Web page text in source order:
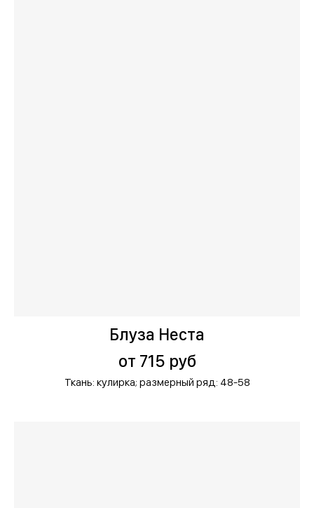
Блуза Неста
от 715 руб
Ткань: кулирка; размерный ряд: 48-58